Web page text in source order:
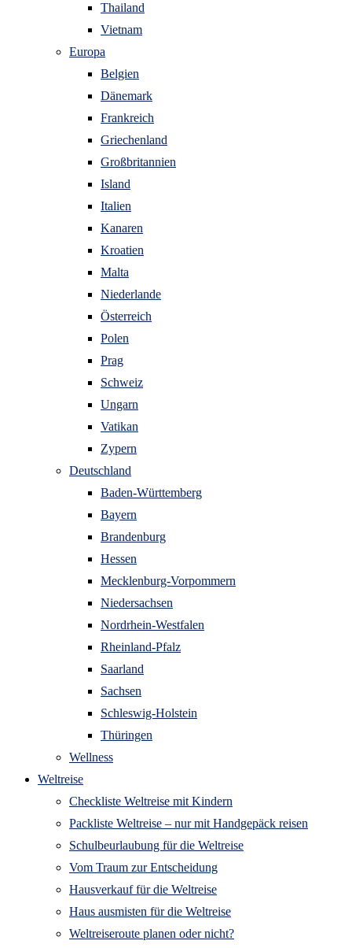
Thailand
Vietnam
Europa
Belgien
Dänemark
Frankreich
Griechenland
Großbritannien
Island
Italien
Kanaren
Kroatien
Malta
Niederlande
Österreich
Polen
Prag
Schweiz
Ungarn
Vatikan
Zypern
Deutschland
Baden-Württemberg
Bayern
Brandenburg
Hessen
Mecklenburg-Vorpommern
Niedersachsen
Nordrhein-Westfalen
Rheinland-Pfalz
Saarland
Sachsen
Schleswig-Holstein
Thüringen
Wellness
Weltreise
Checkliste Weltreise mit Kindern
Packliste Weltreise – nur mit Handgepäck reisen
Schulbeurlaubung für die Weltreise
Vom Traum zur Entscheidung
Hausverkauf für die Weltreise
Haus ausmisten für die Weltreise
Weltreiseroute planen oder nicht?